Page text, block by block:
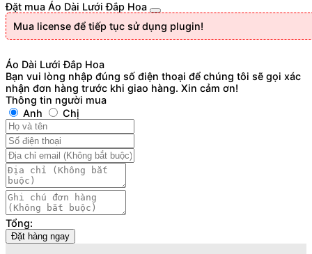
Đặt mua Áo Dài Lưới Đắp Hoa
Mua license để tiếp tục sử dụng plugin!
Áo Dài Lưới Đắp Hoa
Bạn vui lòng nhập đúng số điện thoại để chúng tôi sẽ gọi xác
nhận đơn hàng trước khi giao hàng. Xin cảm ơn!
Thông tin người mua
Anh
Chị
Tổng:
Đặt hàng ngay